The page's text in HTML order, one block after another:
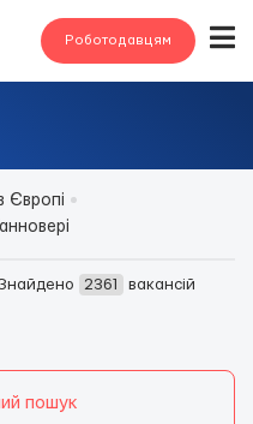
Роботодавцям
Європі
2361
вакансій
пошук